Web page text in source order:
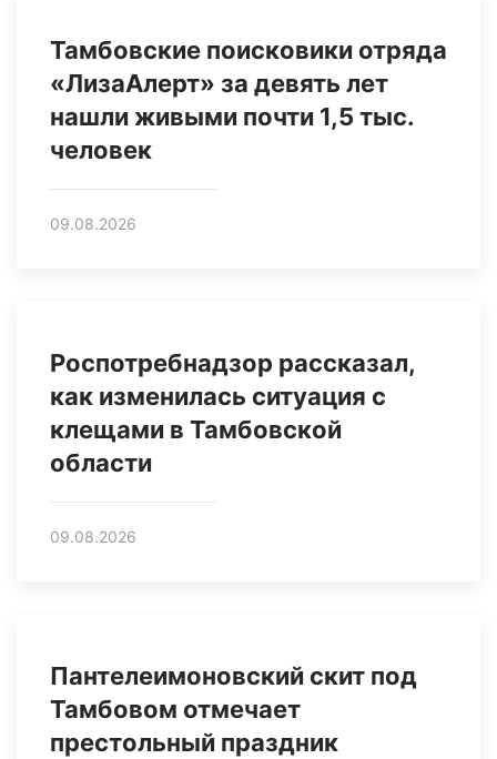
Тамбовские поисковики отряда
«ЛизаАлерт» за девять лет
нашли живыми почти 1,5 тыс.
человек
09.08.2026
Роспотребнадзор рассказал,
как изменилась ситуация с
клещами в Тамбовской
области
09.08.2026
Пантелеимоновский скит под
Тамбовом отмечает
престольный праздник